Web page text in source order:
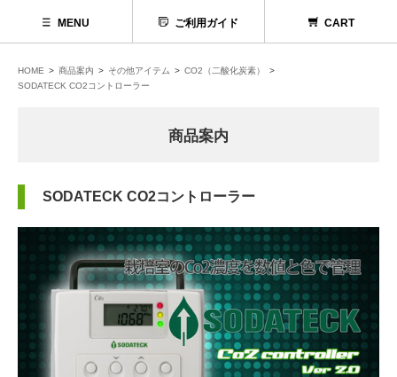
MENU
代理店募集
お問い合わせ
ご利用ガイド CART
HOME 商品案内 その他アイテム
CO2（二酸化炭素）
SODATECK CO2コントローラー
商品案内
SODATECK CO2コントローラー